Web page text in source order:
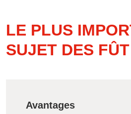
LE PLUS
SUJET DES
Avantages